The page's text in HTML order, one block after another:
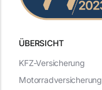
ÜBERSICHT
KFZ-Versicherung
Motorradversicherung